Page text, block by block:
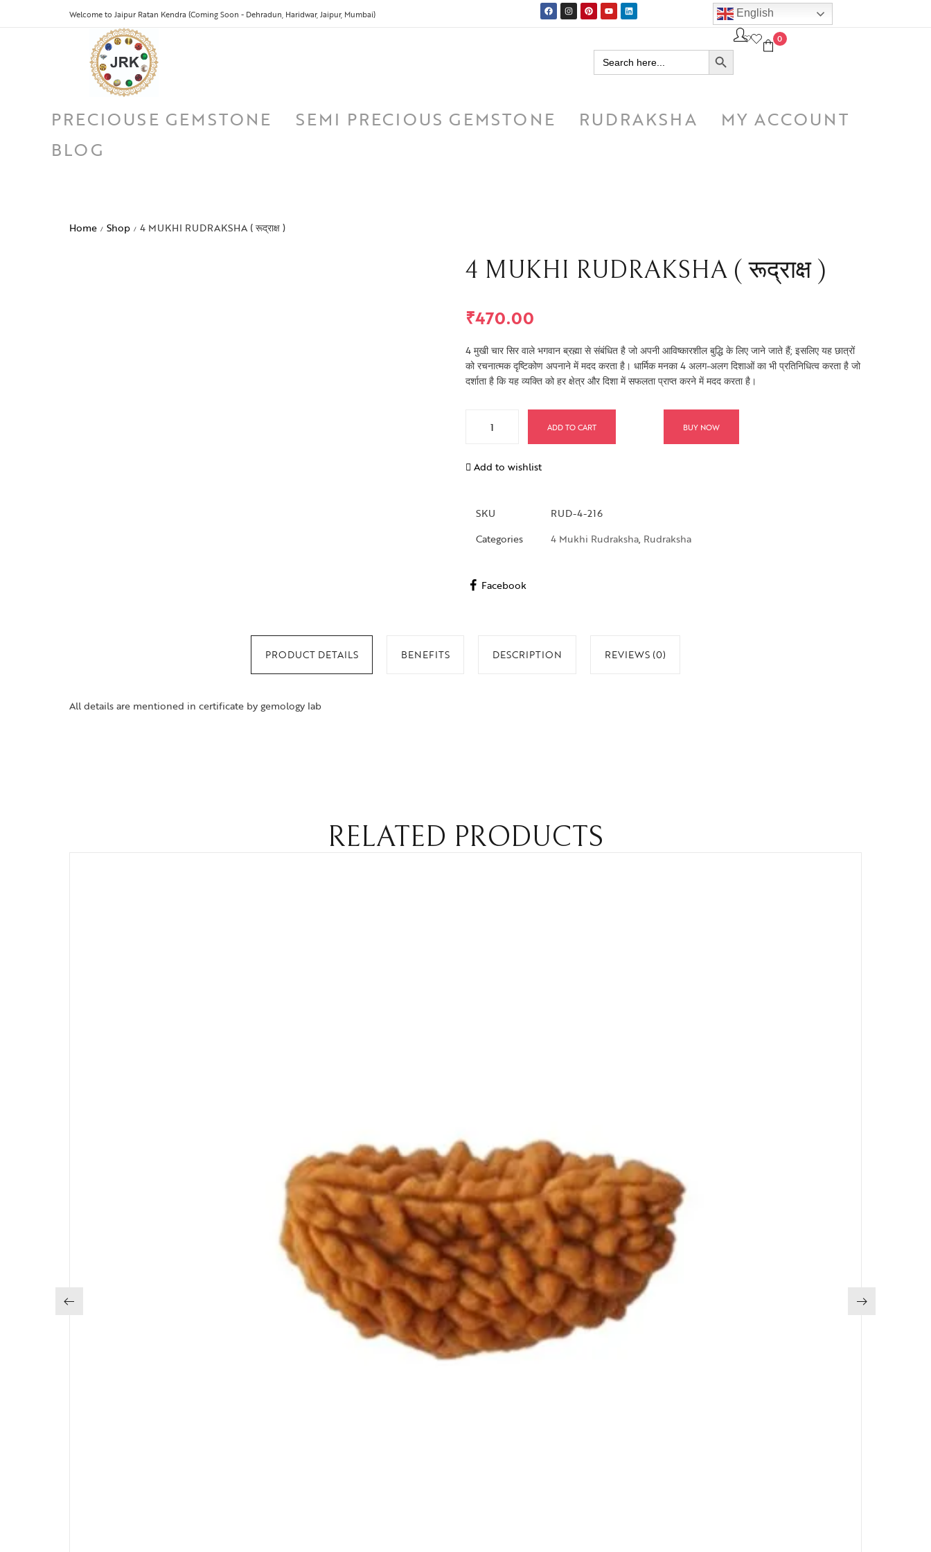
Welcome to Jaipur Ratan Kendra (Coming Soon - Dehradun, Haridwar, Jaipur, Mumbai) English
Search
for:
SEARCH BUTTON
0
PRECIOUSE GEMSTONE SEMI PRECIOUS GEMSTONE RUDRAKSHA
MY ACCOUNT
BLOG
Home / Shop / 4 MUKHI RUDRAKSHA ( रूद्राक्ष )
4 MUKHI RUDRAKSHA ( रूद्राक्ष )
₹470.00
4 मुखी चार सिर वाले भगवान ब्रह्मा से संबंधित है जो अपनी आविष्कारशील बुद्धि के लिए जाने जाते हैं; इसलिए यह छात्रों
को रचनात्मक दृष्टिकोण अपनाने में मदद करता है। धार्मिक मनका 4 अलग-अलग दिशाओं का भी प्रतिनिधित्व करता है जो
दर्शाता है कि यह व्यक्ति को हर क्षेत्र और दिशा में सफलता प्राप्त करने में मदद करता है।
ADD TO CART BUY NOW
Add to wishlist
SKU
RUD-4-216
Categories
4 Mukhi Rudraksha, Rudraksha
Facebook
PRODUCT DETAILS BENEFITS DESCRIPTION REVIEWS (0)
All details are mentioned in certificate by gemology lab
RELATED PRODUCTS